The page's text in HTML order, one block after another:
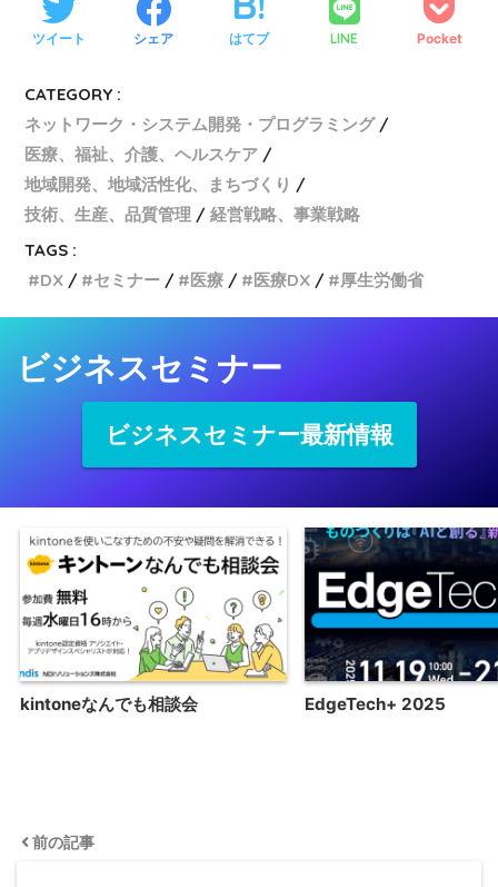
ツイート シェア はてブ LINE Pocket
CATEGORY :
ネットワーク・システム開発・プログラミング
医療、福祉、介護、ヘルスケア
地域開発、地域活性化、まちづくり
技術、生産、品質管理
経営戦略、事業戦略
TAGS :
DX
セミナー 医療 医療DX 厚生労働省
ビジネスセミナー
ビジネスセミナー最新情報
kintoneなんでも相談会 EdgeTech+ 2025
前の記事